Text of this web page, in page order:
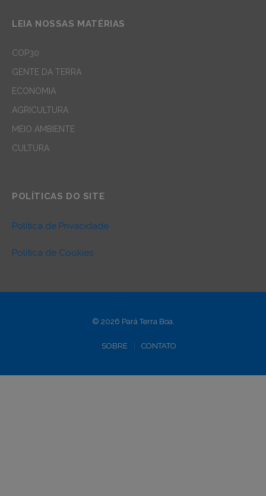
LEIA NOSSAS MATÉRIAS
COP30
GENTE DA TERRA
ECONOMIA
AGRICULTURA
MEIO AMBIENTE
CULTURA
POLÍTICAS DO SITE
Política de Privacidade
Política de Cookies
© 2026 Pará Terra Boa.
SOBRE CONTATO